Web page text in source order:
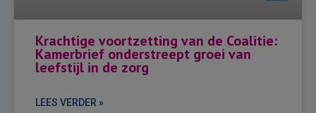
Krachtige voortzetting van de Coalitie:
Kamerbrief onderstreept groei van
leefstijl in de zorg
LEES VERDER »